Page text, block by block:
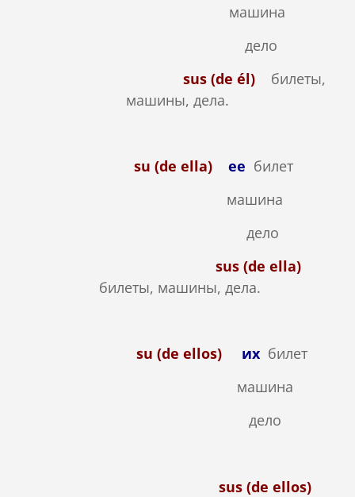
машина
дело
sus (de él)
билеты,
машины, дела.
su (de ella) ее билет
машина
дело
sus (de ella)
билеты, машины, дела.
su (de ellos) их билет
машина
дело
sus (de ellos)